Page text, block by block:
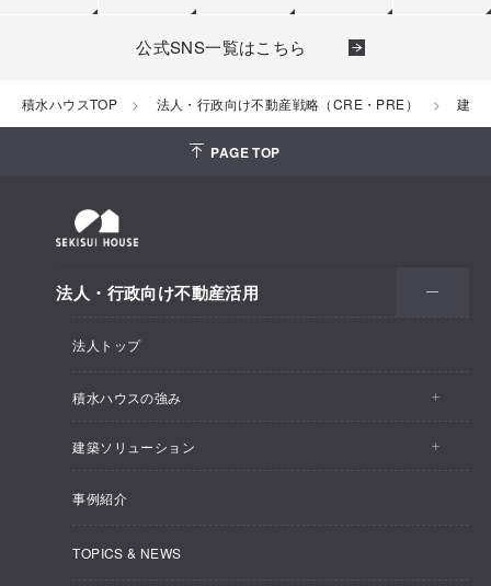
公式SNS一覧はこちら
積水ハウスTOP 法人・行政向け不動産戦略（CRE・PRE） 建築
PAGE TOP
法人・行政向け不動産活用
法人トップ
積水ハウスの強み
わたしたちの提供価値
建てるノウハウ
不動産ノウハウ
建築ソリューション
賃貸住宅
企業寮・社宅
事例紹介
TOPICS & NEWS